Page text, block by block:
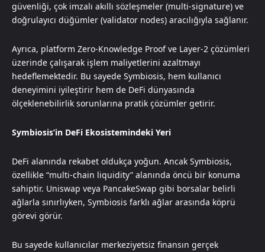
güvenliği, çok imzalı akıllı sözleşmeler (multi-signature) ve
doğrulayıcı düğümler (validator nodes) aracılığıyla sağlanır.
Ayrıca, platform Zero-Knowledge Proof ve Layer-2 çözümleri
üzerinde çalışarak işlem maliyetlerini azaltmayı
hedeflemektedir. Bu sayede Symbiosis, hem kullanıcı
deneyimini iyileştirir hem de DeFi dünyasında
ölçeklenebilirlik sorunlarına pratik çözümler getirir.
Symbiosis’in DeFi Ekosistemindeki Yeri
DeFi alanında rekabet oldukça yoğun. Ancak Symbiosis,
özellikle “multi-chain liquidity” alanında öncü bir konuma
sahiptir. Uniswap veya PancakeSwap gibi borsalar belirli
ağlarla sınırlıyken, Symbiosis farklı ağlar arasında köprü
görevi görür.
Bu sayede kullanıcılar merkeziyetsiz finansın gerçek